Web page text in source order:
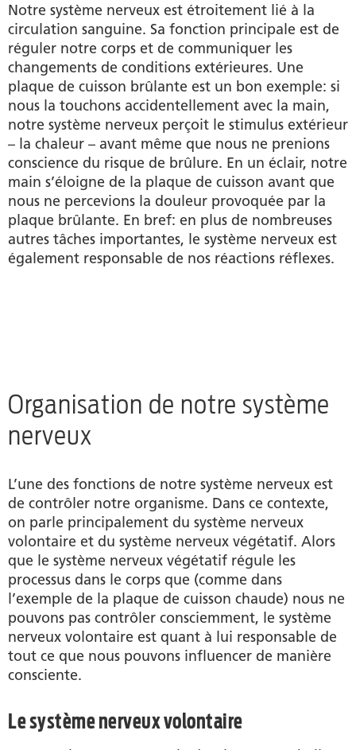
Causes possibles des troubles du sommeil
Homéopathie et système nerveux
Produits
Auteur
Notre système nerveux est étroitement lié à la
circulation sanguine. Sa fonction principale est de
réguler notre corps et de communiquer les
changements de conditions extérieures. Une
plaque de cuisson brûlante est un bon exemple: si
nous la touchons accidentellement avec la main,
notre système nerveux perçoit le stimulus extérieur
– la chaleur – avant même que nous ne prenions
conscience du risque de brûlure. En un éclair, notre
main s’éloigne de la plaque de cuisson avant que
nous ne percevions la douleur provoquée par la
plaque brûlante. En bref: en plus de nombreuses
autres tâches importantes, le système nerveux est
également responsable de nos réactions réflexes.
Organisation de notre système
nerveux
L’une des fonctions de notre système nerveux est
de contrôler notre organisme. Dans ce contexte,
on parle principalement du système nerveux
volontaire et du système nerveux végétatif. Alors
que le système nerveux végétatif régule les
processus dans le corps que (comme dans
l’exemple de la plaque de cuisson chaude) nous ne
pouvons pas contrôler consciemment, le système
nerveux volontaire est quant à lui responsable de
tout ce que nous pouvons influencer de manière
consciente.
Le système nerveux volontaire